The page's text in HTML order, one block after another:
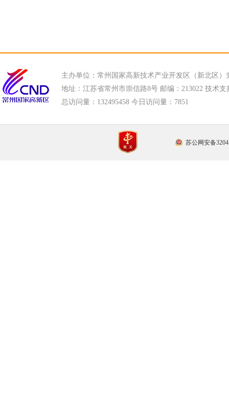
主办单位：常州国家高新技术产业开发区（新北区）
地址：江苏省常州市崇信路8号 邮编：213022 技术支
总访问量： 132495458 今日访问量： 7851
苏公网安备